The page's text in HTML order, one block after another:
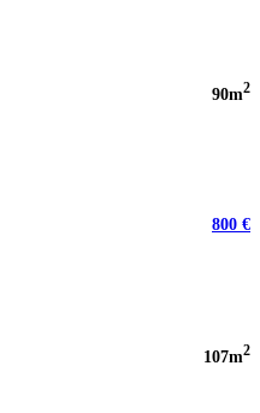
90m2
800 €
107m2